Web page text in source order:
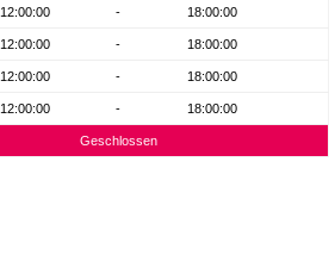
12:00:00 - 18:00:00
12:00:00 - 18:00:00
12:00:00 - 18:00:00
12:00:00 - 18:00:00
Geschlossen